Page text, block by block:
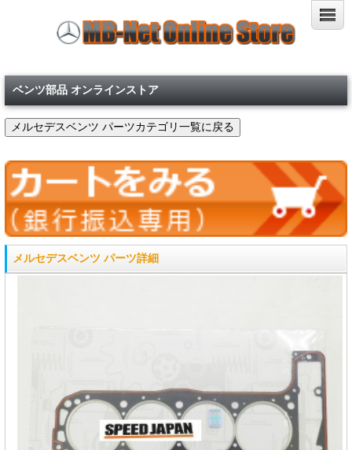
ベンツ部品 オンラインストア
メルセデスベンツ パーツ詳細